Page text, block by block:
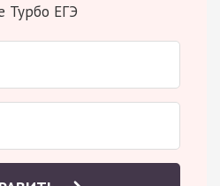
Турбо ЕГЭ